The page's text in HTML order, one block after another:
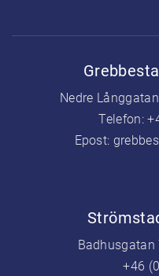
Nedre
Telefon:
Epost:
Badhusgatan
+46